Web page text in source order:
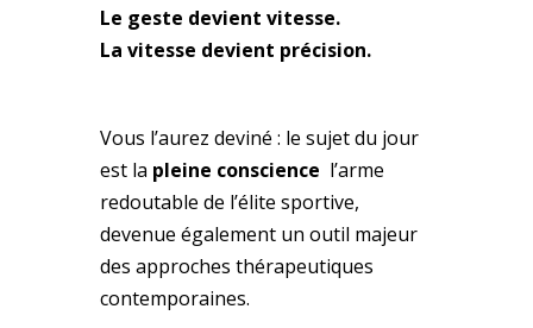
Le geste devient vitesse.
La vitesse devient précision.
Vous l’aurez deviné : le sujet du jour
est la pleine conscience l’arme
redoutable de l’élite sportive,
devenue également un outil majeur
des approches thérapeutiques
contemporaines.